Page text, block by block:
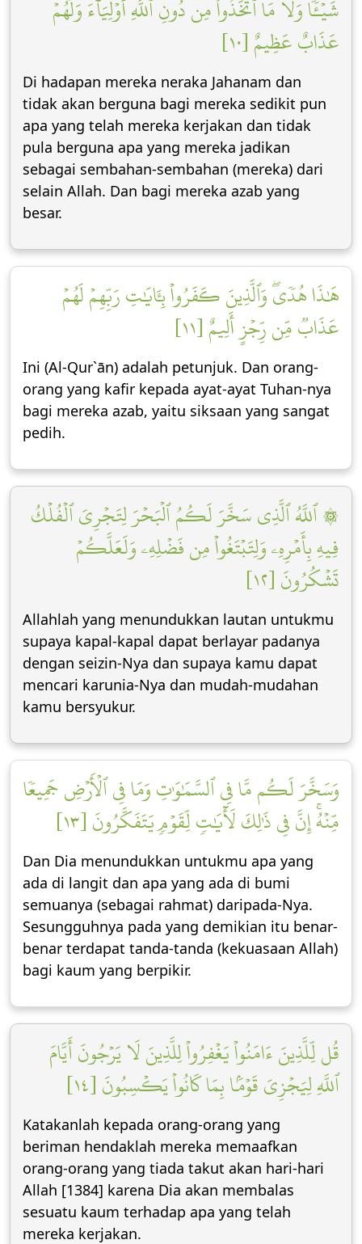
شَيۡـٔٗا وَلَا مَا ٱتَّخَذُواْ مِن دُونِ ٱللَّهِ أَوۡلِيَآءَۖ وَلَهُمۡ
عَذَابٌ عَظِيمٌ [١٠]
Di hadapan mereka neraka Jahanam dan
tidak akan berguna bagi mereka sedikit pun
apa yang telah mereka kerjakan dan tidak
pula berguna apa yang mereka jadikan
sebagai sembahan-sembahan (mereka) dari
selain Allah. Dan bagi mereka azab yang
besar.
هَٰذَا هُدٗىۖ وَٱلَّذِينَ كَفَرُواْ بِـَٔايَٰتِ رَبِّهِمۡ لَهُمۡ
عَذَابٞ مِّن رِّجۡزٍ أَلِيمٌ [١١]
Ini (Al-Qur`ān) adalah petunjuk. Dan orang-
orang yang kafir kepada ayat-ayat Tuhan-nya
bagi mereka azab, yaitu siksaan yang sangat
pedih.
۞ ٱللَّهُ ٱلَّذِي سَخَّرَ لَكُمُ ٱلۡبَحۡرَ لِتَجۡرِيَ ٱلۡفُلۡكُ
فِيهِ بِأَمۡرِهِۦ وَلِتَبۡتَغُواْ مِن فَضۡلِهِۦ وَلَعَلَّكُمۡ
تَشۡكُرُونَ [١٢]
Allahlah yang menundukkan lautan untukmu
supaya kapal-kapal dapat berlayar padanya
dengan seizin-Nya dan supaya kamu dapat
mencari karunia-Nya dan mudah-mudahan
kamu bersyukur.
وَسَخَّرَ لَكُم مَّا فِي ٱلسَّمَٰوَٰتِ وَمَا فِي ٱلۡأَرۡضِ جَمِيعٗا
مِّنۡهُۚ إِنَّ فِي ذَٰلِكَ لَأٓيَٰتٖ لِّقَوۡمٖ يَتَفَكَّرُونَ [١٣]
Dan Dia menundukkan untukmu apa yang
ada di langit dan apa yang ada di bumi
semuanya (sebagai rahmat) daripada-Nya.
Sesungguhnya pada yang demikian itu benar-
benar terdapat tanda-tanda (kekuasaan Allah)
bagi kaum yang berpikir.
قُل لِّلَّذِينَ ءَامَنُواْ يَغۡفِرُواْ لِلَّذِينَ لَا يَرۡجُونَ أَيَّامَ
ٱللَّهِ لِيَجۡزِيَ قَوۡمَۢا بِمَا كَانُواْ يَكۡسِبُونَ [١٤]
Katakanlah kepada orang-orang yang
beriman hendaklah mereka memaafkan
orang-orang yang tiada takut akan hari-hari
Allah [1384] karena Dia akan membalas
sesuatu kaum terhadap apa yang telah
mereka kerjakan.